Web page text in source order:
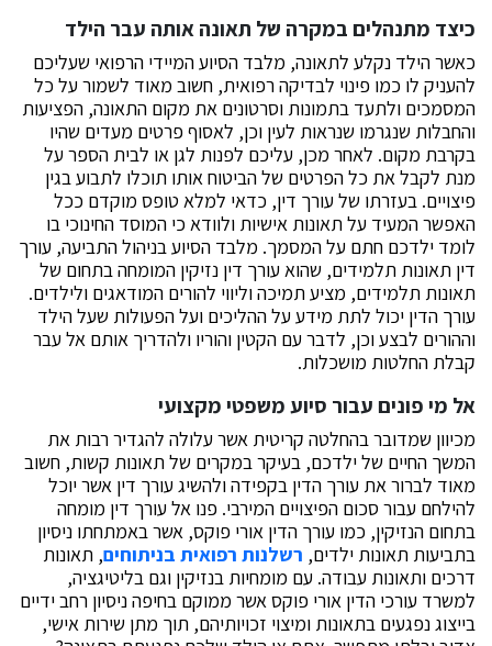
כיצד מתנהלים במקרה של תאונה אותה עבר הילד
כאשר הילד נקלע לתאונה, מלבד הסיוע המיידי הרפואי שעליכם
להעניק לו כמו פינוי לבדיקה רפואית, חשוב מאוד לשמור על כל
המסמכים ולתעד בתמונות וסרטונים את מקום התאונה, הפציעות
והחבלות שנגרמו שנראות לעין וכן, לאסוף פרטים מעדים שהיו
בקרבת מקום. לאחר מכן, עליכם לפנות לגן או לבית הספר על
מנת לקבל את כל הפרטים של הביטוח אותו תוכלו לתבוע בגין
פיצויים. בעזרתו של עורך דין, כדאי למלא טופס מוקדם ככל
האפשר המעיד על תאונות אישיות ולוודא כי המוסד החינוכי בו
לומד ילדכם חתם על המסמך. מלבד הסיוע בניהול התביעה, עורך
דין תאונות תלמידים, שהוא עורך דין נזיקין המומחה בתחום של
תאונות תלמידים, מציע תמיכה וליווי להורים המודאגים ולילדים.
עורך הדין יכול לתת מידע על ההליכים ועל הפעולות שעל הילד
וההורים לבצע וכן, לדבר עם הקטין והוריו ולהדריך אותם אל עבר
קבלת החלטות מושכלות.
אל מי פונים עבור סיוע משפטי מקצועי
מכיוון שמדובר בהחלטה קריטית אשר עלולה להגדיר רבות את
המשך החיים של ילדכם, בעיקר במקרים של תאונות קשות, חשוב
מאוד לברור את עורך הדין בקפידה ולהשיג עורך דין אשר יוכל
להילחם עבור סכום הפיצויים המירבי. פנו אל עורך דין מומחה
בתחום הנזיקין, כמו עורך הדין אורי פוקס, אשר באמתחתו ניסיון
בתביעות תאונות ילדים, רשלנות רפואית בניתוחים, תאונות
דרכים ותאונות עבודה. עם מומחיות בנזיקין וגם בליטיגציה,
למשרד עורכי הדין אורי פוקס אשר ממוקם בחיפה ניסיון רחב ידיים
בייצוג נפגעים בתאונות ומיצוי זכויותיהם, תוך מתן שירות אישי,